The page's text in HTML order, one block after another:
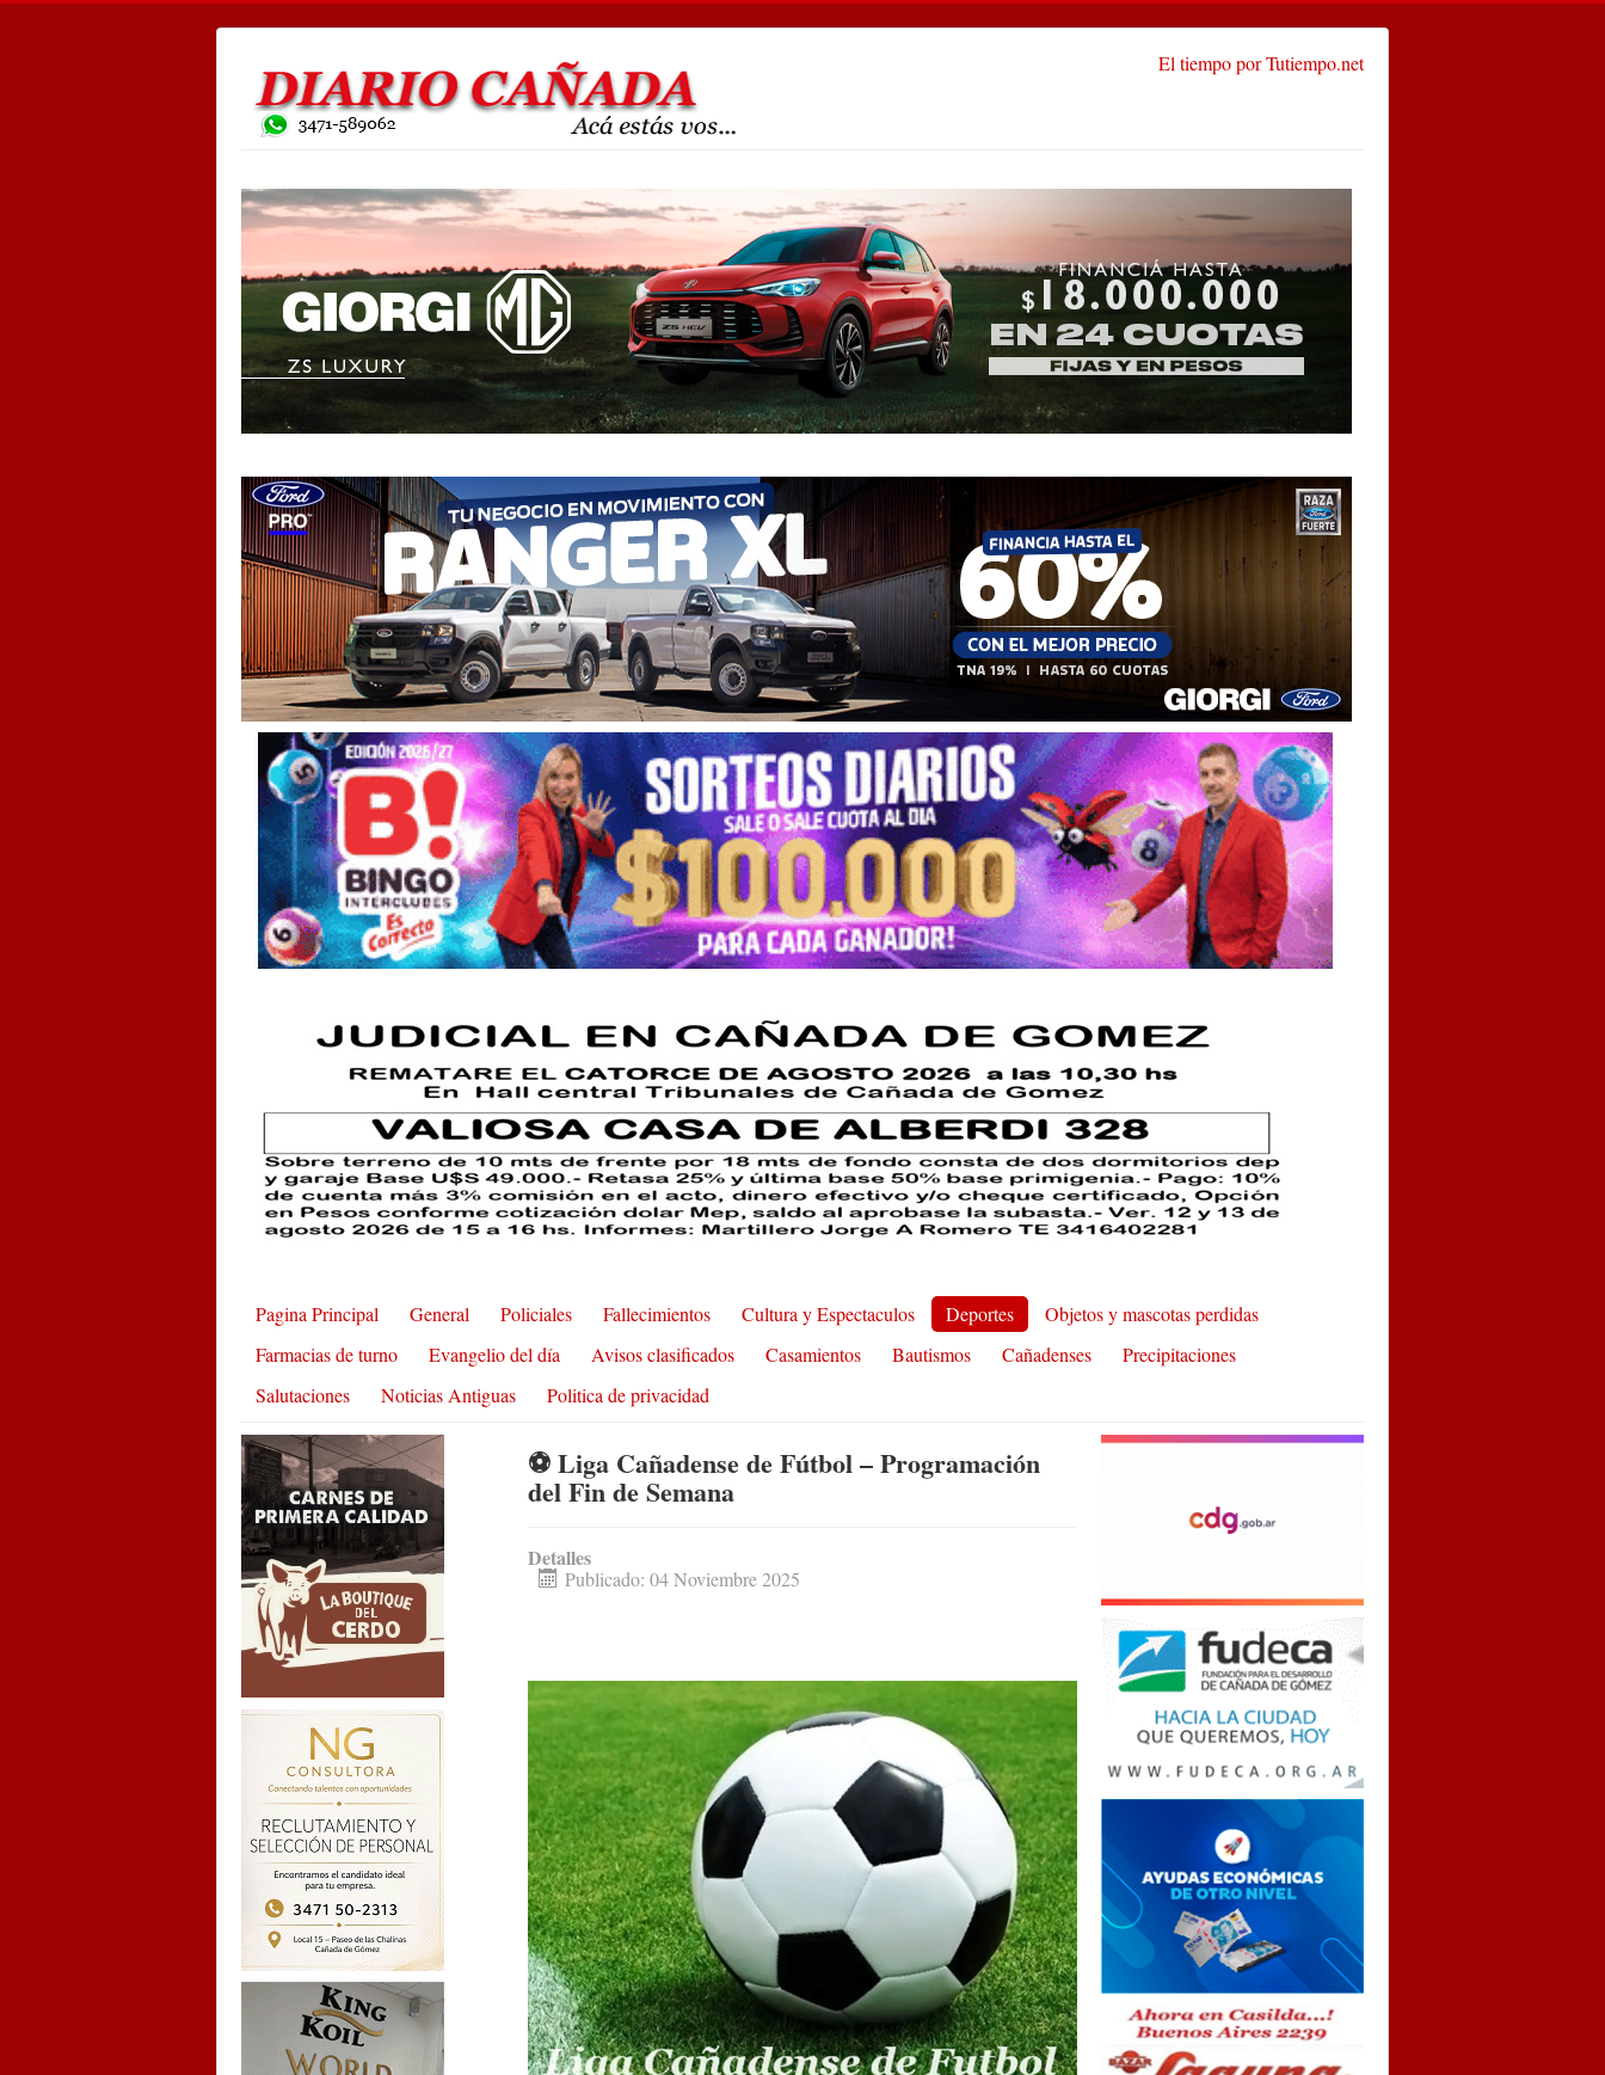
El tiempo por Tutiempo.net
Pagina Principal General Policiales Fallecimientos Cultura y Espectaculos Deportes
Objetos y mascotas perdidas
Farmacias de turno
Evangelio del día Avisos clasificados Casamientos Bautismos Cañadenses
Precipitaciones
Salutaciones
Noticias Antiguas Politica de privacidad
⚽ Liga Cañadense de Fútbol – Programación
del Fin de Semana
Detalles
Publicado: 04 Noviembre 2025